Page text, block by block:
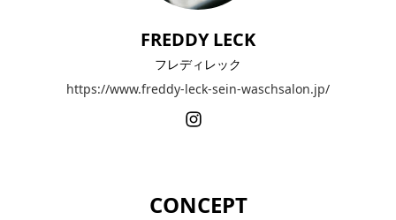
FREDDY LECK
フレディレック
https://www.freddy-leck-sein-waschsalon.jp/
CONCEPT